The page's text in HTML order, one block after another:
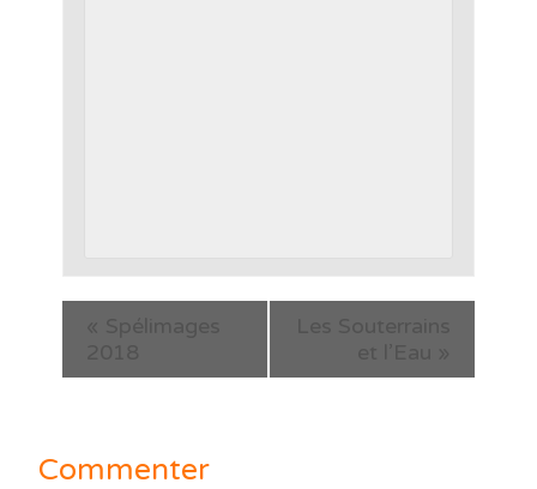
Commenter